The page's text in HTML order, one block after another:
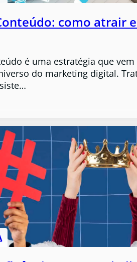
como atrair
é uma estratégia que
do marketing digital.